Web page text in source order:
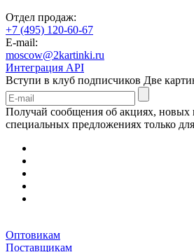
Отдел продаж:
+7 (495) 120-60-67
E-mail:
moscow@2kartinki.ru
Интеграция API
Вступи в клуб подписчиков Две
Получай сообщения об акциях, новых
специальных предложениях только
Оптовикам
Поставщикам